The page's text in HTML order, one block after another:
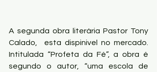
A segunda obra literária Pastor Tony
Calado,  esta dispinivel no mercado.
Intitulada “Profeta da Fé”, a obra é
segundo o autor, “uma escola de